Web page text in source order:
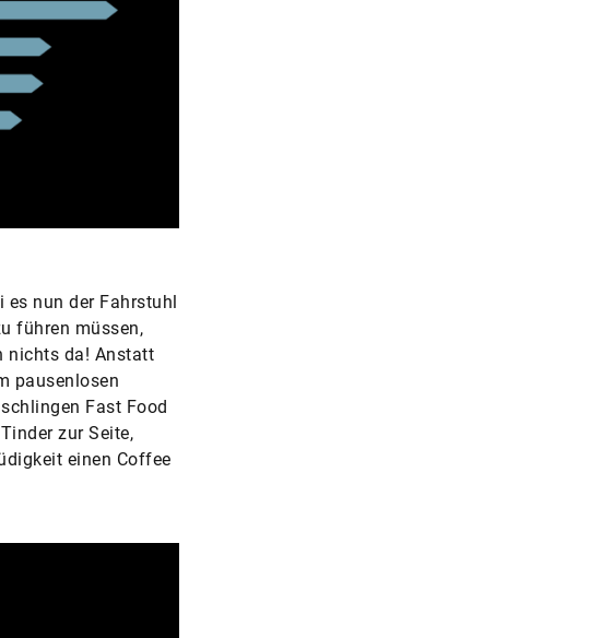
nun der Fahrstuhl
führen müssen,
nichts da! Anstatt
pausenlosen
Fast Food
zur Seite,
einen Coffee